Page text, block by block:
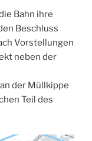
Bahn ihre
Beschluss
Vorstellungen
neben der
der Müllkippe
Teil des